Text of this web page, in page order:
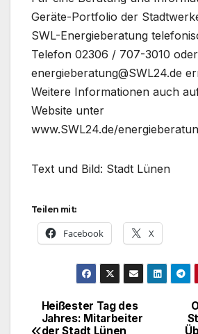
Geräte-Portfolio der
SWL-Energieberatung
Telefon 02306 / 707-3010
energieberatung@SWL24.de
Weitere Informationen auch
Website unter
www.SWL24.de/
Text und Bild: Stadt Lünen
Teilen mit:
Facebook X
Heißester Tag des
Jahres: Mitarbeiter
der Stadt Lünen